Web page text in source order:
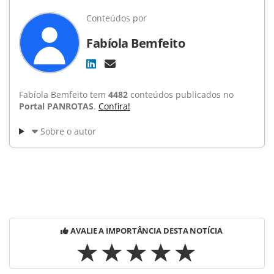
Conteúdos por
Fabíola Bemfeito
Fabíola Bemfeito tem 4482 conteúdos publicados no
Portal PANROTAS. Confira!
Sobre o autor
AVALIE A IMPORTÂNCIA DESTA NOTÍCIA